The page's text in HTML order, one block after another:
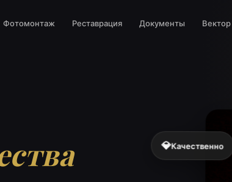
Фотомонтаж Реставрация Документы Вектор
💎Качественно